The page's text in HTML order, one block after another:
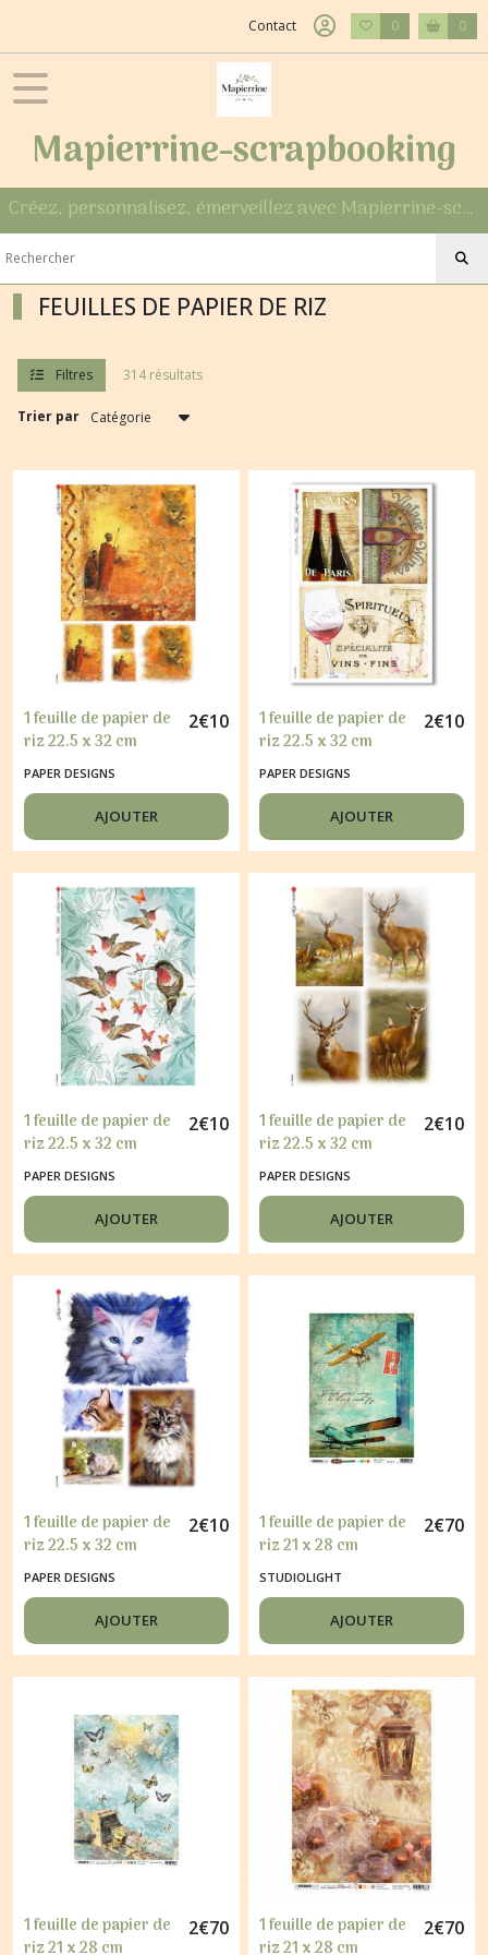
Contact 0 0
Mapierrine-scrapbooking
Créez, personnalisez, émerveillez avec Mapierrine-scrapbooking
FEUILLES DE PAPIER DE RIZ
Filtres 314 résultats
Trier par
1 feuille de papier de
riz 22.5 x 32 cm
découpage collage
PAPER DESIGNS
AFRIQUE MASAI 028
2€10
PAPER DESIGNS
AJOUTER
1 feuille de papier de
riz 22.5 x 32 cm
découpage collage
PAPER DESIGNS VIN
RAISIN 0056
2€10
PAPER DESIGNS
AJOUTER
1 feuille de papier de
riz 22.5 x 32 cm
découpage collage
PAPER DESIGNS
OISEAU COLIBRIS
FLEUR 0149
2€10
PAPER DESIGNS
AJOUTER
1 feuille de papier de
riz 22.5 x 32 cm
découpage collage
PAPER DESIGNS BICHE
CHEVREUIL 0103
2€10
PAPER DESIGNS
AJOUTER
1 feuille de papier de
riz 22.5 x 32 cm
découpage collage
PAPER DESIGNS CHAT
080
2€10
PAPER DESIGNS
AJOUTER
1 feuille de papier de
riz 21 x 28 cm
découpage collage
STUDIO LIGHT LOU
AVIATION 13
2€70
STUDIOLIGHT
AJOUTER
1 feuille de papier de
riz 21 x 28 cm
2€70
1 feuille de papier de
riz 21 x 28 cm
2€70
FILTRES
Tous
FEUILLES
DE
RIZ
Studio
Collection
(29)
Ciao
Bella
(33)
Paper
Designs
Studiolight
Craft
O'Clock
(11)
Autres
Afficher
résultats